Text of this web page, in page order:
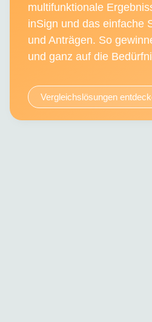
multifunktionale
inSign und das einfache
und Anträgen. So
und ganz auf die
Vergleichslösungen